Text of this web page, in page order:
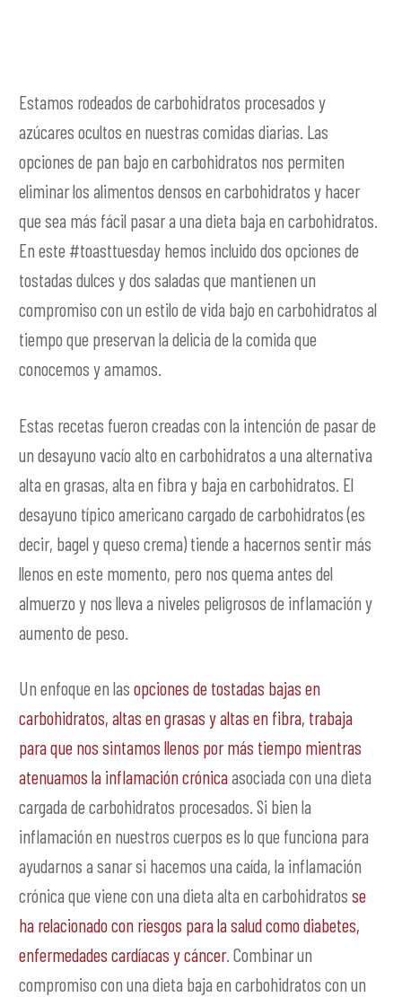
Estamos rodeados de carbohidratos procesados ​​y
azúcares ocultos en nuestras comidas diarias. Las
opciones de pan bajo en carbohidratos nos permiten
eliminar los alimentos densos en carbohidratos y hacer
que sea más fácil pasar a una dieta baja en carbohidratos.
En este #toasttuesday hemos incluido dos opciones de
tostadas dulces y dos saladas que mantienen un
compromiso con un estilo de vida bajo en carbohidratos al
tiempo que preservan la delicia de la comida que
conocemos y amamos.
Estas recetas fueron creadas con la intención de pasar de
un desayuno vacío alto en carbohidratos a una alternativa
alta en grasas, alta en fibra y baja en carbohidratos. El
desayuno típico americano cargado de carbohidratos (es
decir, bagel y queso crema) tiende a hacernos sentir más
llenos en este momento, pero nos quema antes del
almuerzo y nos lleva a niveles peligrosos de inflamación y
aumento de peso.
Un enfoque en las opciones de tostadas bajas en
carbohidratos, altas en grasas y altas en fibra, trabaja
para que nos sintamos llenos por más tiempo mientras
atenuamos la inflamación crónicaasociada con una dieta
cargada de carbohidratos procesados. Si bien la
inflamación en nuestros cuerpos es lo que funciona para
ayudarnos a sanar si hacemos una caída, la inflamación
crónica que viene con una dieta alta en carbohidratos se
ha relacionado con riesgos para la salud como diabetes,
enfermedades cardíacas y cáncer. Combinar un
compromiso con una dieta baja en carbohidratos con un